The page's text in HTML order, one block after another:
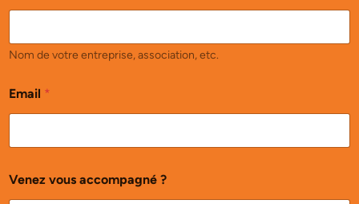
Nom de votre entreprise, association, etc.
Email *
Venez vous accompagné ?